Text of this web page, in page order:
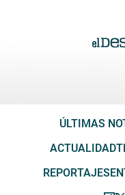
ÚLTIMAS
ACTUALIDAD
REPORTAJES